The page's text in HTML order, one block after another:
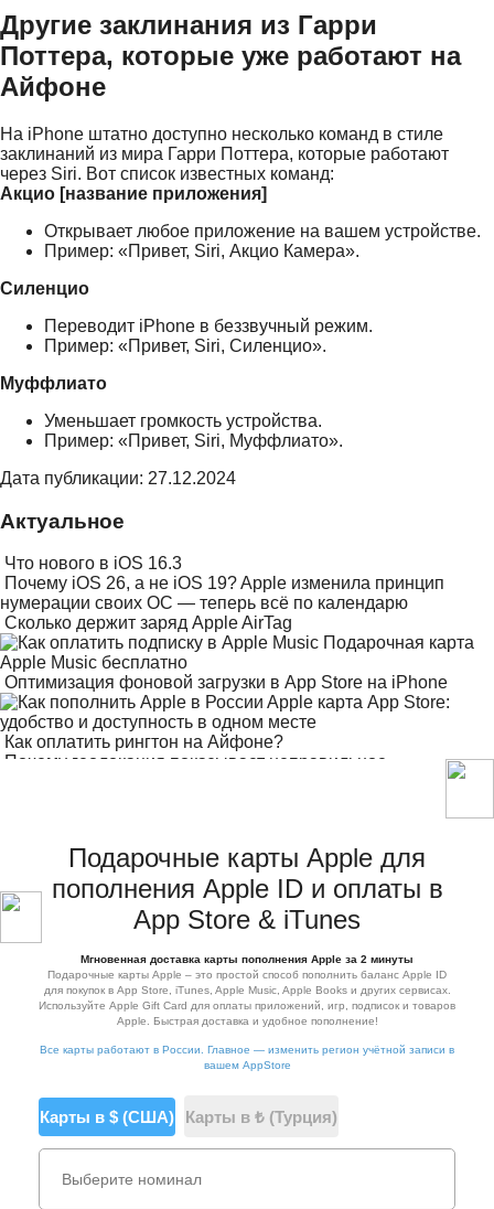
Другие заклинания из Гарри
Поттера, которые уже работают на
Айфоне
На iPhone штатно доступно несколько команд в стиле
заклинаний из мира Гарри Поттера, которые работают
через Siri. Вот список известных команд:
Акцио [название приложения]
Открывает любое приложение на вашем устройстве.
Пример: «Привет, Siri, Акцио Камера».
Силенцио
Переводит iPhone в беззвучный режим.
Пример: «Привет, Siri, Силенцио».
Муффлиато
Уменьшает громкость устройства.
Пример: «Привет, Siri, Муффлиато».
Дата публикации: 27.12.2024
Актуальное
Что нового в iOS 16.3
Почему iOS 26, а не iOS 19? Apple изменила принцип
нумерации своих ОС — теперь всё по календарю
Сколько держит заряд Apple AirTag
Подарочная карта
Apple Music бесплатно
Оптимизация фоновой загрузки в App Store на iPhone
Apple карта App Store:
удобство и доступность в одном месте
Как оплатить рингтон на Айфоне?
Почему геолокация показывает неправильное
Подарочные карты Apple для
пополнения Apple ID и оплаты в
App Store & iTunes
Мгновенная доставка карты пополнения Apple за 2 минуты
Подарочные карты Apple – это простой способ пополнить баланс Apple ID
для покупок в App Store, iTunes, Apple Music, Apple Books и других сервисах.
Используйте Apple Gift Card для оплаты приложений, игр, подписок и товаров
Apple. Быстрая доставка и удобное пополнение!
Все карты работают в России. Главное — изменить регион учётной записи в
вашем AppStore
Карты в $ (США) Карты в ₺ (Турция)
Выберите номинал